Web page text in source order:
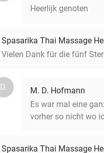
Heerlijk genoten
Spasarika Thai Massage
Vielen Dank für die fünf
D.
M. D. Hofmann
Es war mal eine
vorher so nicht wo
Spasarika Thai Massage